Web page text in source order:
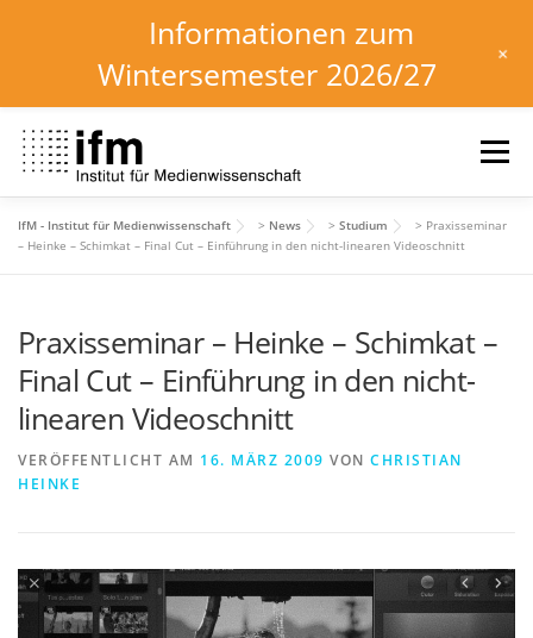
Inhalt
springen
Menü
HOME NEWS KALENDER STUDIUM
INSTITUT FORSCHUNG DOWNLOADS
IfM - Institut für Medienwissenschaft > News > Studium > Praxisseminar
– Heinke – Schimkat – Final Cut – Einführung in den nicht-linearen Videoschnitt
Praxisseminar – Heinke – Schimkat –
Final Cut – Einführung in den nicht-
linearen Videoschnitt
VERÖFFENTLICHT AM 16. MÄRZ 2009 VON CHRISTIAN
HEINKE
Informationen zum
Wintersemester 2026/27
+